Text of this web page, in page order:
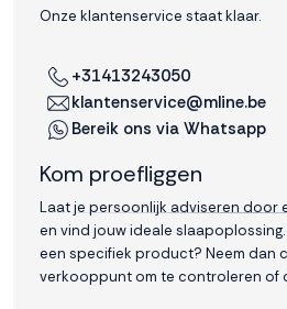
Onze klantenservice staat klaar.
+31413243050
klantenservice@mline.be
Bereik ons via Whatsapp
Kom proefliggen
Laat je persoonlijk adviseren door
en vind jouw ideale
een specifiek product? Neem dan
verkooppunt om te controleren of